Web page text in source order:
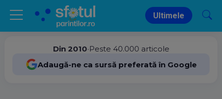
Ultimele
Din 2010•Peste 40.000 articole
Adaugă-ne ca sursă preferată în Google